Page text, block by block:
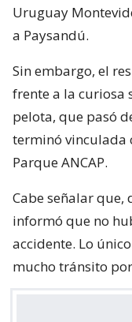
Uruguay
a Paysandú.
Sin embargo, el
frente a la curiosa
pelota, que pasó
terminó vinculada
Parque ANCAP.
Cabe señalar que,
informó que no
accidente. Lo
mucho tránsito